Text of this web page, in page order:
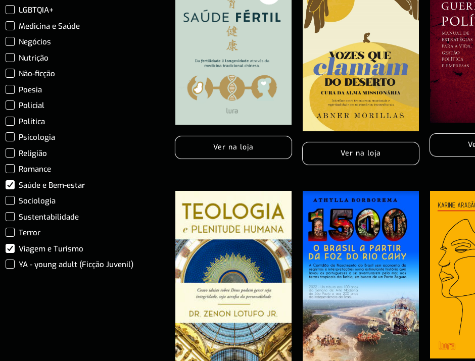
LGBTQIA+
Medicina e Saúde
Negócios
Nutrição
Não-ficção
Poesia
Policial
Política
Psicologia
Religião
Romance
Saúde e Bem-estar
Sociologia
Sustentabilidade
Terror
Viagem e Turismo
YA - young adult (Ficção Juvenil)
Ver na loja
Ver na loja